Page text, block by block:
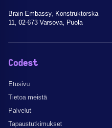
Brain Embassy, Konstruktorska
11, 02-673 Varsova, Puola
Codest
Etusivu
Tietoa meistä
Palvelut
Tapaustutkimukset